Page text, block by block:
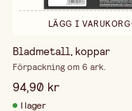
LÄGG I VARUKORG
Bladmetall, koppar
Förpackning om 6 ark.
94,90 kr
I lager